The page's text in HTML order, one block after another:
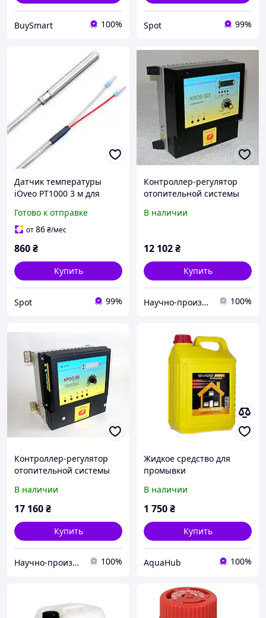
BuySmart 100% Spot 99%
Датчик температуры
iOveo PT1000 3 м для
отопительных систем
диапазон -50 +400 °C
Готово к отправке
от86₴/мес
860₴
Купить
Spot 99%
Контроллер-регулятор
отопительной системы
до 25 кВт
В наличии
12 102₴
Купить
Научно-производственное объединение "GAZDA" 100%
Контроллер-регулятор
отопительной системы
кВт
В наличии
17 160₴
Купить
Научно-производственное объединение "GAZDA" 100%
Жидкое средство для
промывки
отопительных систем
(SVOD-РВН) 5л -
В наличии
1 750₴
Купить
AquaHub 100%